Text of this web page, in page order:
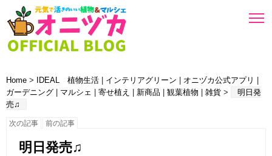
Home > IDEAL 植物生活 インテリアグリーン オニヅカ公式アプリ
ガーデニング
マルシェ 寄せ植え 新商品 観葉植物 雑貨 >
明日発
売♫
次の記事 前の記事
明日発売♫